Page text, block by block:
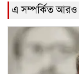
এ সম্পর্কিত আরও